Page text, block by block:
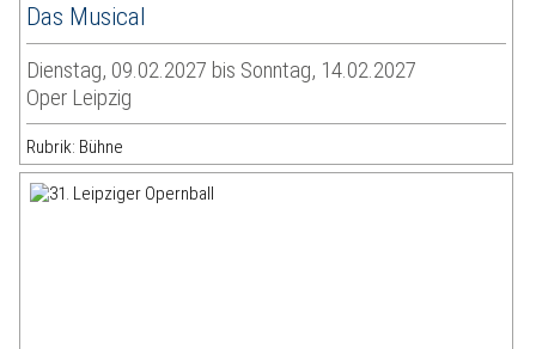
Das Musical
Dienstag, 09.02.2027 bis Sonntag, 14.02.2027
Oper Leipzig
Rubrik: Bühne